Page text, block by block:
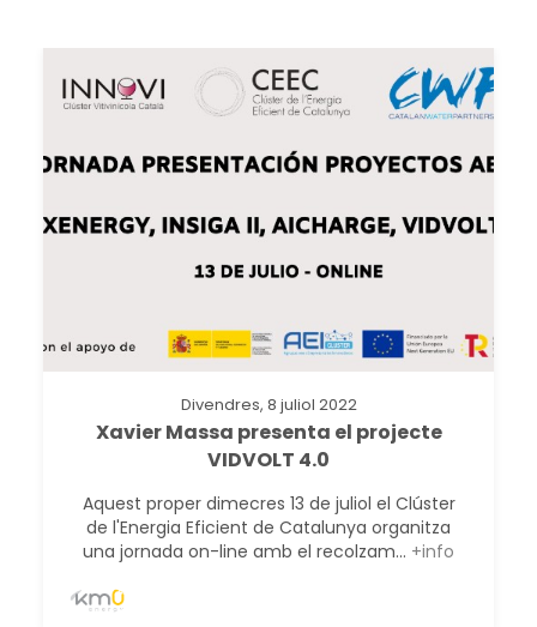
Divendres, 8 juliol 2022
Xavier Massa presenta el projecte
VIDVOLT 4.0
Aquest proper dimecres 13 de juliol el Clúster
de l'Energia Eficient de Catalunya organitza
una jornada on-line amb el recolzam... +info